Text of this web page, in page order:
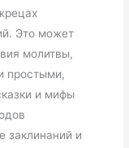
Это может
молитвы,
простыми,
и мифы
заклинаний и